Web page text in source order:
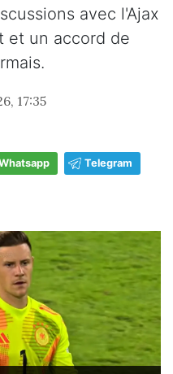
avec l'Ajax
et un accord de
17:35
Telegram